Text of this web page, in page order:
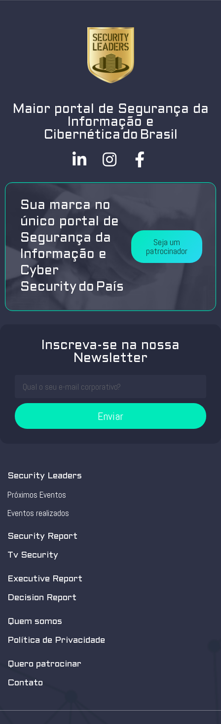
Maior portal de Segurança da
Informação e
Cibernética do Brasil
Sua marca no
único portal de
Segurança da
Informação e
Cyber
Security do País
Seja um
patrocinador
Inscreva-se na nossa
Newsletter
Enviar
Security Leaders
Próximos Eventos
Eventos realizados
Security Report
Tv Security
Executive Report
Decision Report
Quem somos
Política de Privacidade
Quero patrocinar
Contato